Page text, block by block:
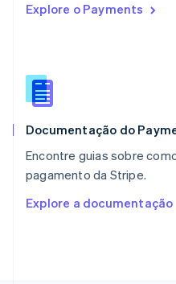
Explore o Payments
Documentação do
Encontre guias sobre
pagamento da Stripe.
Explore a documentação
NederlandsEnglish
Português
RAE de Hong Kong, China
Reino Unido
República Tcheca
English
English